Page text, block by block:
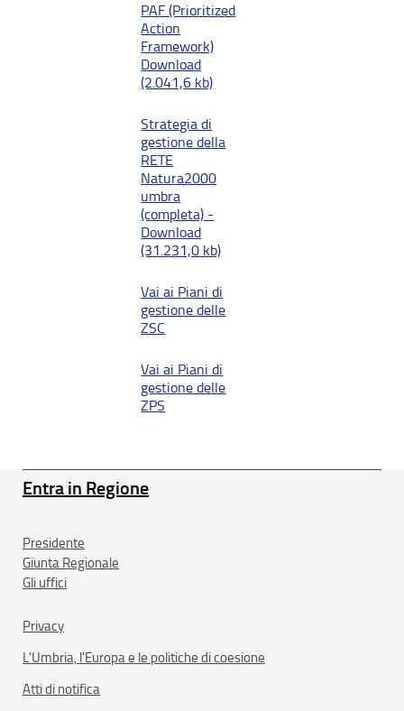
PAF (Prioritized
Action
Framework)
Download
(2.041,6 kb)
Strategia di
gestione della
RETE
Natura2000
umbra
(completa) -
Download
(31.231,0 kb)
Vai ai Piani di
gestione delle
ZSC
Vai ai Piani di
gestione delle
ZPS
Entra in Regione
Presidente
Giunta Regionale
Gli uffici
Privacy
L'Umbria, l'Europa e le politiche di coesione
Atti di notifica